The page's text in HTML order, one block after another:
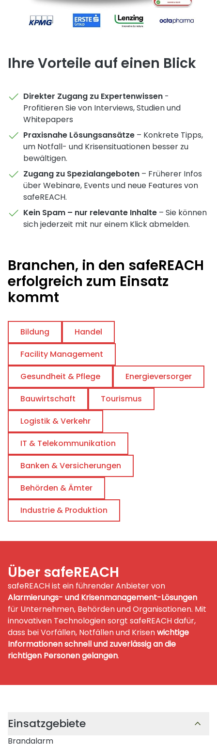
Ihre Vorteile auf einen Blick
Direkter Zugang zu Expertenwissen -
Profitieren Sie von Interviews, Studien und
Whitepapers
Praxisnahe Lösungsansätze – Konkrete Tipps,
um Notfall- und Krisensituationen besser zu
bewältigen.
Zugang zu Spezialangeboten – Früherer Infos
über Webinare, Events und neue Features von
safeREACH.
Kein Spam – nur relevante Inhalte – Sie können
sich jederzeit mit nur einem Klick abmelden.
Branchen, in den safeREACH
erfolgreich zum Einsatz
kommt
Bildung
Handel
Facility Management
Gesundheit & Pflege
Energieversorger
Bauwirtschaft
Tourismus
Logistik & Verkehr
IT & Telekommunikation
Banken & Versicherungen
Behörden & Ämter
Industrie & Produktion
Über safeREACH
safeREACH ist ein führender Anbieter von
Alarmierungs- und Krisenmanagement-Lösungen
für Unternehmen, Behörden und Organisationen. Mit
innovativen Technologien sorgt safeREACH dafür,
dass bei Vorfällen, Notfällen und Krisenwichtige
Informationen schnell und zuverlässig an die
richtigen Personen gelangen.
Einsatzgebiete
Brandalarm